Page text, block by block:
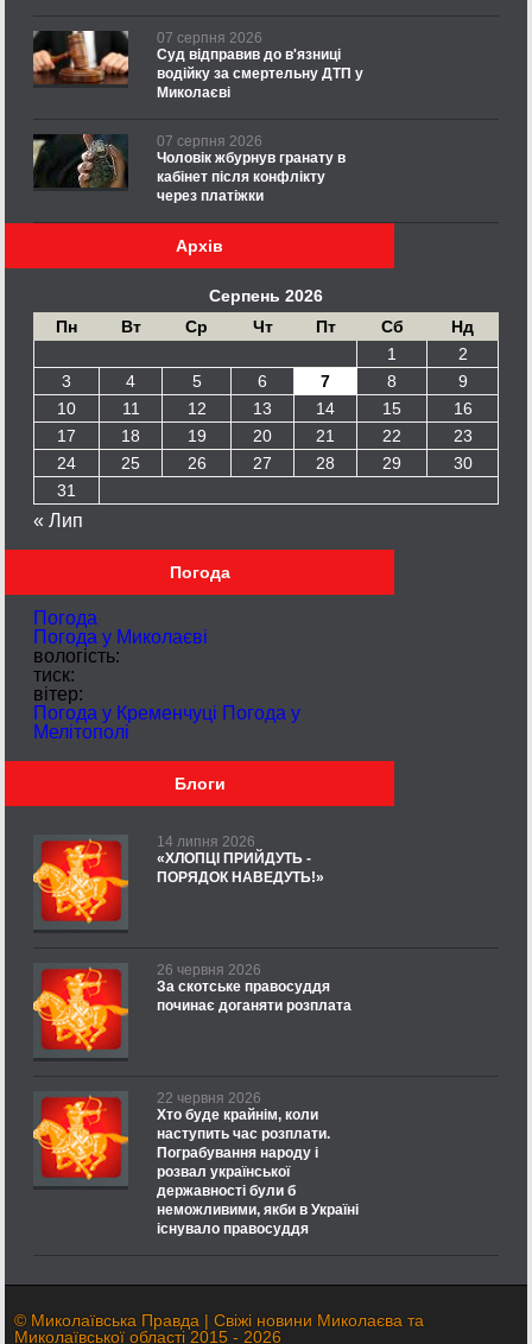
07 серпня 2026
Суд відправив до в'язниці
водійку за смертельну ДТП у
Миколаєві
07 серпня 2026
Чоловік жбурнув гранату в
кабінет після конфлікту
через платіжки
Архів
Серпень 2026
Пн
Вт Ср Чт Пт Сб
Нд
1
2
3
4 5 6 7 8
9
10
11 12 13 14 15
16
17
18 19 20 21 22
23
24
25 26 27 28 29
30
31
« Лип
Погода
Погода
Погода у Миколаєві
вологість:
тиск:
вітер:
Погода у Кременчуці Погода у
Мелітополі
Блоги
14 липня 2026
«ХЛОПЦІ ПРИЙДУТЬ -
ПОРЯДОК НАВЕДУТЬ!»
26 червня 2026
За скотське правосуддя
починає доганяти розплата
22 червня 2026
Хто буде крайнім, коли
наступить час розплати.
Пограбування народу і
розвал української
державності були б
неможливими, якби в Україні
існувало правосуддя
© Миколаївська Правда | Свіжі новини Миколаєва та
Миколаївської області 2015 - 2026